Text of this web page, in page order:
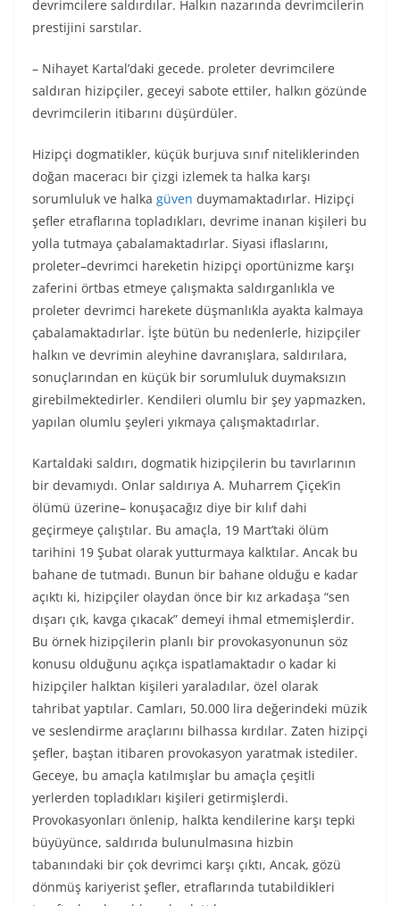
devrimcilere saldırdılar. Halkın nazarında devrimcilerin
prestijini sarstılar.
– Nihayet Kartal’daki gecede. proleter devrimcilere
saldıran hizipçiler, geceyi sabote ettiler, halkın gözünde
devrimcilerin itibarını düşürdüler.
Hizipçi dogmatikler, küçük burjuva sınıf niteliklerinden
doğan maceracı bir çizgi izlemek ta halka karşı
sorumluluk ve halka güven duymamaktadırlar. Hizipçi
şefler etraflarına topladıkları, devrime inanan kişileri bu
yolla tutmaya çabalamaktadırlar. Siyasi iflaslarını,
proleter–devrimci hareketin hizipçi oportünizme karşı
zaferini örtbas etmeye çalışmakta saldırganlıkla ve
proleter devrimci harekete düşmanlıkla ayakta kalmaya
çabalamaktadırlar. İşte bütün bu nedenlerle, hizipçiler
halkın ve devrimin aleyhine davranışlara, saldırılara,
sonuçlarından en küçük bir sorumluluk duymaksızın
girebilmektedirler. Kendileri olumlu bir şey yapmazken,
yapılan olumlu şeyleri yıkmaya çalışmaktadırlar.
Kartaldaki saldırı, dogmatik hizipçilerin bu tavırlarının
bir devamıydı. Onlar saldırıya A. Muharrem Çiçek’in
ölümü üzerine– konuşacağız diye bir kılıf dahi
geçirmeye çalıştılar. Bu amaçla, 19 Mart’taki ölüm
tarihini 19 Şubat olarak yutturmaya kalktılar. Ancak bu
bahane de tutmadı. Bunun bir bahane olduğu e kadar
açıktı ki, hizipçiler olaydan önce bir kız arkadaşa “sen
dışarı çık, kavga çıkacak” demeyi ihmal etmemişlerdir.
Bu örnek hizipçilerin planlı bir provokasyonunun söz
konusu olduğunu açıkça ispatlamaktadır o kadar ki
hizipçiler halktan kişileri yaraladılar, özel olarak
tahribat yaptılar. Camları, 50.000 lira değerindeki müzik
ve seslendirme araçlarını bilhassa kırdılar. Zaten hizipçi
şefler, baştan itibaren provokasyon yaratmak istediler.
Geceye, bu amaçla katılmışlar bu amaçla çeşitli
yerlerden topladıkları kişileri getirmişlerdi.
Provokasyonları önlenip, halkta kendilerine karşı tepki
büyüyünce, saldırıda bulunulmasına hizbin
tabanındaki bir çok devrimci karşı çıktı, Ancak, gözü
dönmüş kariyerist şefler, etraflarında tutabildikleri